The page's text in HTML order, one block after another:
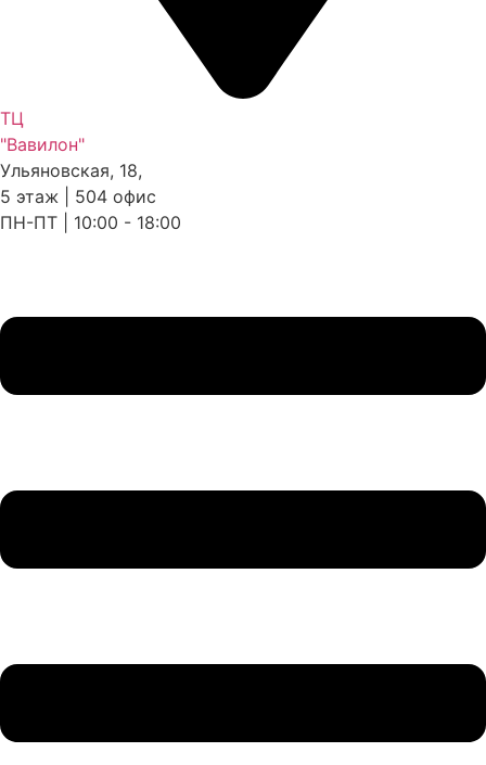
ТЦ
"Вавилон"
Ульяновская, 18,
5 этаж | 504 офис
ПН-ПТ | 10:00 - 18:00